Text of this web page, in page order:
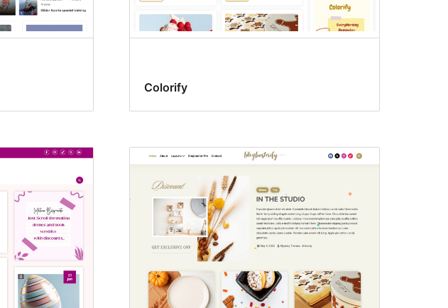
Colorify